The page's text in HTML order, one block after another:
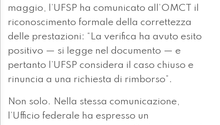
maggio, l’UFSP ha comunicato all’OMCT il
riconoscimento formale della correttezza
delle prestazioni: “La verifica ha avuto esito
positivo — si legge nel documento — e
pertanto l’UFSP considera il caso chiuso e
rinuncia a una richiesta di rimborso”.
Non solo. Nella stessa comunicazione,
l’Ufficio federale ha espresso un